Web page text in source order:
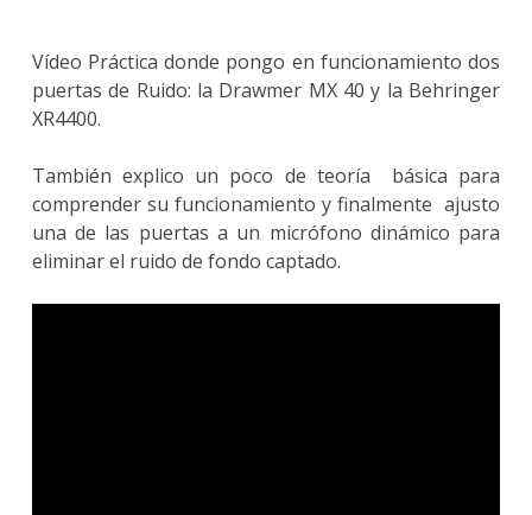
Vídeo Práctica donde pongo en funcionamiento dos
puertas de Ruido: la Drawmer MX 40 y la Behringer
XR4400.
También explico un poco de teoría básica para
comprender su funcionamiento y finalmente ajusto
una de las puertas a un micrófono dinámico para
eliminar el ruido de fondo captado.